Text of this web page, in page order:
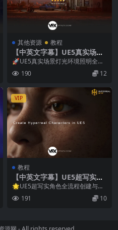
其他资源 教程
【中英文字幕】UE5真实场景
灯光环境照明全面基础进阶教
🚀UE5真实场景灯光环境照明全面
基础进阶教程+工程文件 中文/英文
字幕 掌握UE...
190 12
VIP
教程
【中英文字幕】UE5超写实角
色创建灯光渲染全流程教程
🌟UE5超写实角色全流程创建与灯
光渲染教程 中文/英文字幕 本教程
带你完整掌握U...
191 10